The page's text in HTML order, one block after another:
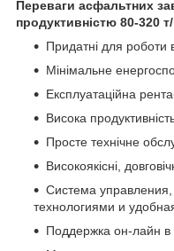
Переваги асфальтних
продуктивністю 80-320
Придатні для роботи
Мінімальне
Експлуатаційна
Висока
Просте технічне
Високоякісні,
Система
технологиями и
Поддержка он-лайн